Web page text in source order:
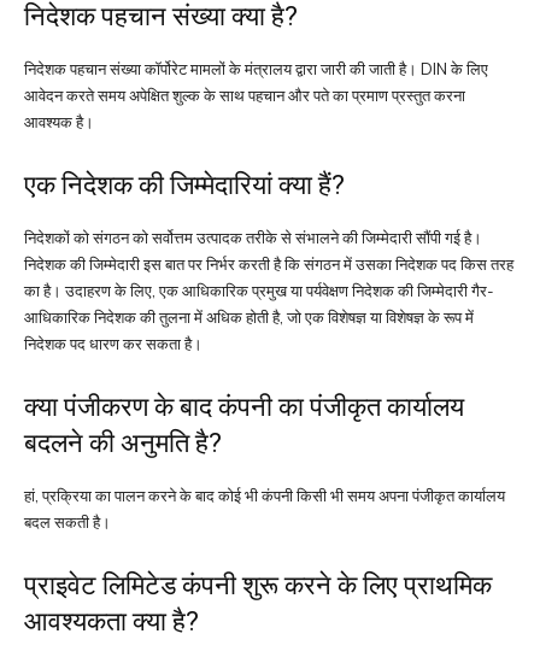
निदेशक पहचान संख्या क्या है?
निदेशक पहचान संख्या कॉर्पोरेट मामलों के मंत्रालय द्वारा जारी की जाती है। DIN के लिए
आवेदन करते समय अपेक्षित शुल्क के साथ पहचान और पते का प्रमाण प्रस्तुत करना
आवश्यक है।
एक निदेशक की जिम्मेदारियां क्या हैं?
निदेशकों को संगठन को सर्वोत्तम उत्पादक तरीके से संभालने की जिम्मेदारी सौंपी गई है।
निदेशक की जिम्मेदारी इस बात पर निर्भर करती है कि संगठन में उसका निदेशक पद किस तरह
का है। उदाहरण के लिए, एक आधिकारिक प्रमुख या पर्यवेक्षण निदेशक की जिम्मेदारी गैर-
आधिकारिक निदेशक की तुलना में अधिक होती है, जो एक विशेषज्ञ या विशेषज्ञ के रूप में
निदेशक पद धारण कर सकता है।
क्या पंजीकरण के बाद कंपनी का पंजीकृत कार्यालय
बदलने की अनुमति है?
हां, प्रक्रिया का पालन करने के बाद कोई भी कंपनी किसी भी समय अपना पंजीकृत कार्यालय
बदल सकती है।
प्राइवेट लिमिटेड कंपनी शुरू करने के लिए प्राथमिक
आवश्यकता क्या है?